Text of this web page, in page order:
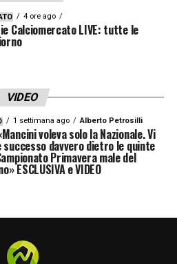
4 ore ago
Calciomercato LIVE: tutte le
VIDEO
1 settimana ago Alberto Petrosilli
voleva solo la Nazionale. Vi
successo davvero dietro le quinte
Primavera male del
ESCLUSIVA e VIDEO